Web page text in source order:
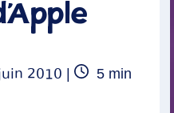
2010
Temps
5min